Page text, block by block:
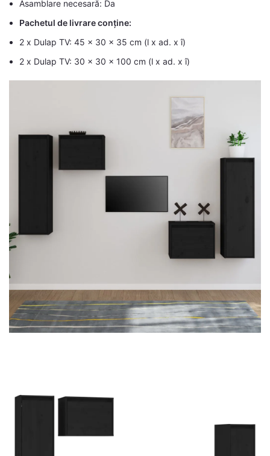
Asamblare necesară: Da
Pachetul de livrare conține:
2 x Dulap TV: 45 x 30 x 35 cm (l x ad. x î)
2 x Dulap TV: 30 x 30 x 100 cm (l x ad. x î)